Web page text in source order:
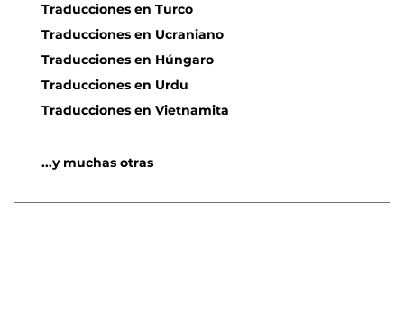
Traducciones en Turco
Traducciones en Ucraniano
Traducciones en Húngaro
Traducciones en Urdu
Traducciones en Vietnamita
...y muchas otras